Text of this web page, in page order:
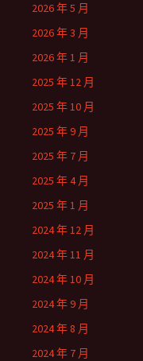
2026 年 5 月
2026 年 3 月
2026 年 1 月
2025 年 12 月
2025 年 10 月
2025 年 9 月
2025 年 7 月
2025 年 4 月
2025 年 1 月
2024 年 12 月
2024 年 11 月
2024 年 10 月
2024 年 9 月
2024 年 8 月
2024 年 7 月